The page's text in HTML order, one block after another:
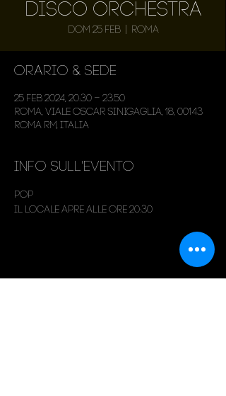
Disco Orchestra
dom 25 feb
  |
Roma
Orario & Sede
25 feb 2024, 20:30 – 23:50
Roma, Viale Oscar Sinigaglia, 18, 00143
Roma RM, Italia
Info sull'evento
Pop
Il locale apre alle ore 20:30